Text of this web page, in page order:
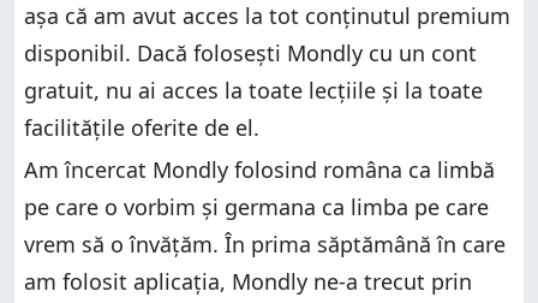
așa că am avut acces la tot conținutul premium
disponibil. Dacă folosești Mondly cu un cont
gratuit, nu ai acces la toate lecțiile și la toate
facilitățile oferite de el.
Am încercat Mondly folosind româna ca limbă
pe care o vorbim și germana ca limba pe care
vrem să o învățăm. În prima săptămână în care
am folosit aplicația, Mondly ne-a trecut prin